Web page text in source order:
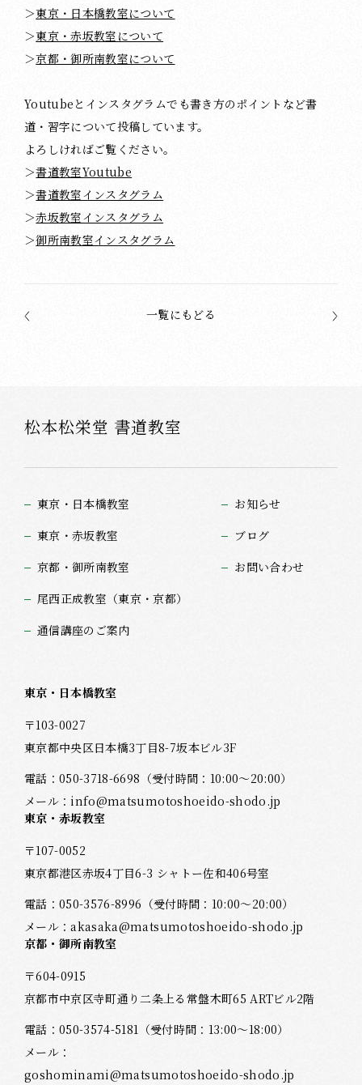
＞東京・日本橋教室について
＞東京・赤坂教室について
＞京都・御所南教室について
Youtubeとインスタグラムでも書き方のポイントなど書
道・習字について投稿しています。
よろしければご覧ください。
＞書道教室Youtube
＞書道教室インスタグラム
＞赤坂教室インスタグラム
＞御所南教室インスタグラム
一覧にもどる
松本松栄堂 書道教室
東京・日本橋教室
東京・赤坂教室
京都・御所南教室
尾西正成教室（東京・京都）
通信講座のご案内
お知らせ
ブログ
お問い合わせ
東京・日本橋教室
〒103-0027
東京都中央区日本橋3丁目8-7坂本ビル3F
電話：050-3718-6698 （受付時間：10:00～20:00）
メール： info@matsumotoshoeido-shodo.jp
東京・赤坂教室
〒107-0052
東京都港区赤坂4丁目6-3 シャトー佐和406号室
電話：050-3576-8996 （受付時間：10:00～20:00）
メール：akasaka@matsumotoshoeido-shodo.jp
京都・御所南教室
〒604-0915
京都市中京区寺町通り二条上る常盤木町65 ARTビル2階
電話：050-3574-5181 （受付時間：13:00～18:00）
メール：
goshominami@matsumotoshoeido-shodo.jp